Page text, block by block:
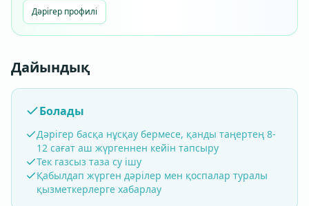
Дәрігер профилі
Дайындық
Болады
Дәрігер басқа нұсқау бермесе, қанды таңертең 8-
12 сағат аш жүргеннен кейін тапсыру
Тек газсыз таза су ішу
Қабылдап жүрген дәрілер мен қоспалар туралы
қызметкерлерге хабарлау